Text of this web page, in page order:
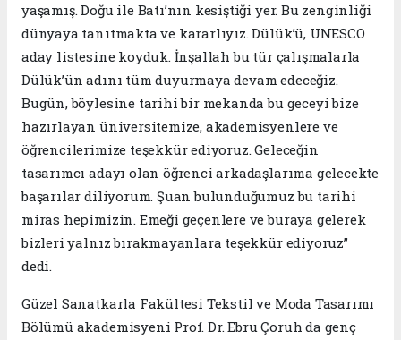
yaşamış. Doğu ile Batı’nın kesiştiği yer. Bu zenginliği
dünyaya tanıtmakta ve kararlıyız. Dülük’ü, UNESCO
aday listesine koyduk. İnşallah bu tür çalışmalarla
Dülük’ün adını tüm duyurmaya devam edeceğiz.
Bugün, böylesine tarihi bir mekanda bu geceyi bize
hazırlayan üniversitemize, akademisyenlere ve
öğrencilerimize teşekkür ediyoruz. Geleceğin
tasarımcı adayı olan öğrenci arkadaşlarıma gelecekte
başarılar diliyorum. Şuan bulunduğumuz bu tarihi
miras hepimizin. Emeği geçenlere ve buraya gelerek
bizleri yalnız bırakmayanlara teşekkür ediyoruz”
dedi.
Güzel Sanatkarla Fakültesi Tekstil ve Moda Tasarımı
Bölümü akademisyeni Prof. Dr. Ebru Çoruh da genç